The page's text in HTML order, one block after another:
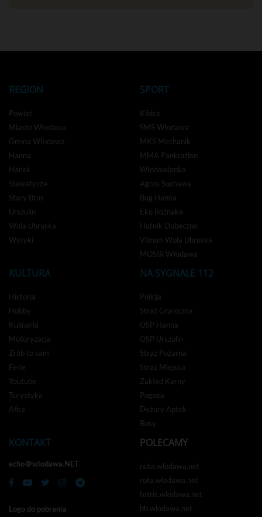
REGION
Powiat
Miasto Włodawa
Gmina Włodawa
Hanna
Hańsk
Sławatycze
Stary Brus
Urszulin
Wola Uhruska
Wyryki
SPORT
Kibice
SMS Włodawa
MKS Mechanik
MMA Pankration
Włodawianka
Agros Suchawa
Bug Hanna
Eko Różnaka
Hutnik Dubeczno
Vitrum Wola Uhruska
MOSIR Włodawa
KULTURA
Historia
Hobby
Kulinaria
Motoryzacja
Zrób to sam
Ferie
Youtube
Turystyka
Afisz
NA SYGNALE 112
Policja
Straż Graniczna
OSP Hanna
OSP Urszulin
Straż Pożarna
Straż Miejska
Zakład Karny
Pogoda
Dyżury Aptek
Busy
KONTAKT
echo＠wlodawa.NET
Logo do pobrania
POLECAMY
nuta.wlodawa.net
rota.wlodawa.net
tetris.wlodawa.net
bb.wlodawa.net